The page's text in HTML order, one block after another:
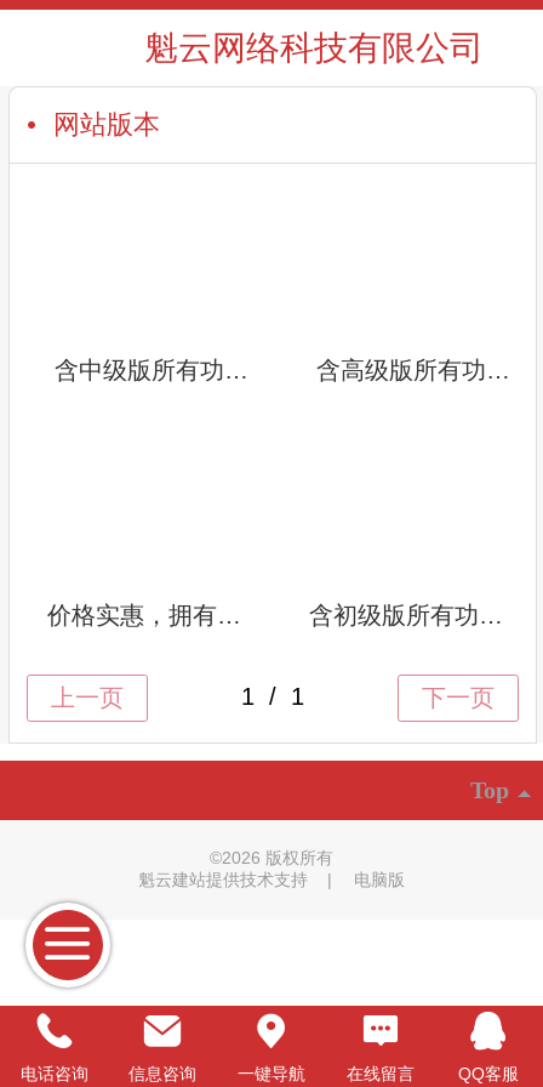
魁云网络科技有限公司
网站版本
含中级版所有功能，拥有更多精美的网站模板，支持在线商城，1G网站空间，企业建站的最佳选择。 含高级版所有功能，10G大容量空间，更安全、更快捷，享受尊贵型网站建设服务，助力企业腾飞。
价格实惠，拥有数十项网站功能，会打字就会建网站，快速拥有企业专属网站，50M网站空间。 含初级版所有功能，拥有精美的网站模板，全面支持各种浏览器，支持SEO优化，2G网站空间。
Top
©2026 版权所有
魁云建站提供技术支持
| 电脑版
电话咨询 信息咨询 一键导航 在线留言 QQ客服